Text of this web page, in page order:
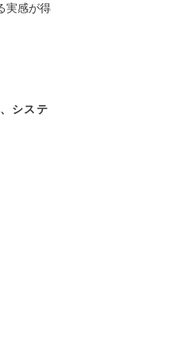
実感が得
システ